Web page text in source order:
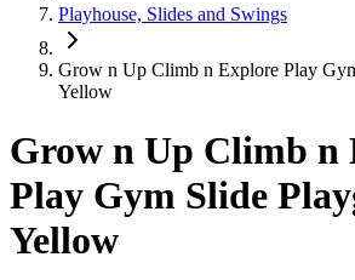
Playhouse, Slides and Swings
Grow n Up Climb n Explore Play
Yellow
Grow n Up Climb n
Play Gym Slide
Yellow